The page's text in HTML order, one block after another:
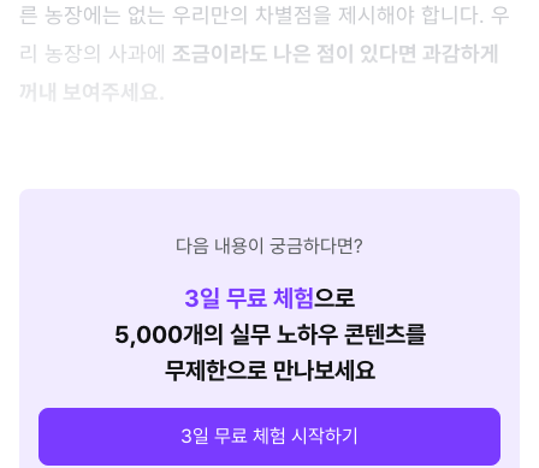
른 농장에는 없는 우리만의 차별점을 제시해야 합니다. 우
리 농장의 사과에 조금이라도 나은 점이 있다면 과감하게
꺼내 보여주세요.
다음 내용이 궁금하다면?
3일 무료 체험으로
5,000개의 실무 노하우 콘텐츠를
무제한으로 만나보세요
3일 무료 체험 시작하기